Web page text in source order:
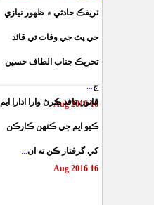
ٽريفڪ حادثي ۾ ظهور نيازي
جي پٽ جي وفات تي قائد
تحريڪ جناب الطاف حسين
ج...
16 Aug 2016
قانون نافذ ڪرڻ وارا ادارا ايم
ڪيو ايم جي ڪنهن ڪارڪن
کي گرفتار ڪن ته ان...
16 Aug 2016